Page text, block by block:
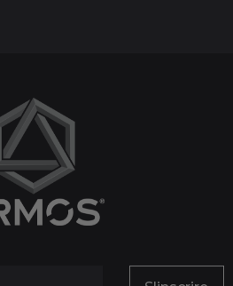
(1 avis)